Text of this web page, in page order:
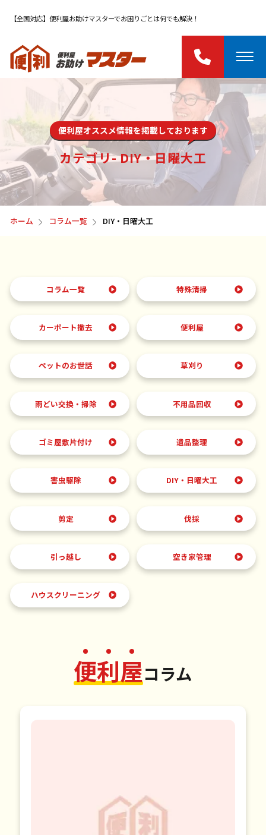
【全国対応】便利屋お助けマスターでお困りごとは何でも解決！
便利屋オススメ情報を掲載しております
カテゴリ- DIY・日曜大工
ホーム コラム一覧 DIY・日曜大工
コラム一覧 特殊清掃
カーポート撤去 便利屋
ペットのお世話 草刈り
雨どい交換・掃除 不用品回収
ゴミ屋敷片付け 遺品整理
害虫駆除 DIY・日曜大工
剪定 伐採
引っ越し 空き家管理
ハウスクリーニング
便利屋コラム